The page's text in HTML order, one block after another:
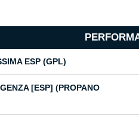
ESP (GPL)
[ESP] (PROPANO